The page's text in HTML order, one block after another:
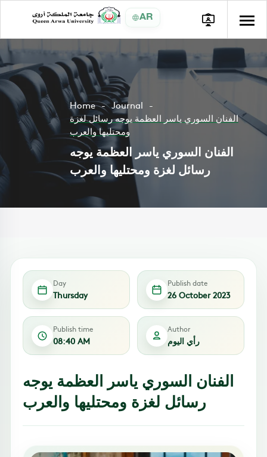
AR
Home
Journal
الفنان السوري ياسر العظمة يوجه رسائل لغزة
ومحتليها والعرب
الفنان السوري ياسر العظمة يوجه
رسائل لغزة ومحتليها والعرب
Day
Thursday
Publish date
26 October 2023
Publish time
08:40 AM
Author
رأي اليوم
الفنان السوري ياسر العظمة يوجه
رسائل لغزة ومحتليها والعرب